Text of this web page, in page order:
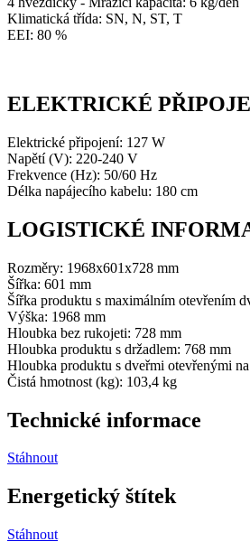
Klimatická třída: SN, N, ST, T
EEI: 80 %
ELEKTRICKÉ
Elektrické připojení: 127 W
Napětí (V): 220-240 V
Frekvence (Hz): 50/60 Hz
Délka napájecího kabelu: 180 cm
LOGISTICKÉ
Rozměry: 1968x601x728 mm
Šířka: 601 mm
Šířka produktu s maximálním otevřením
Výška: 1968 mm
Hloubka bez rukojeti: 728 mm
Hloubka produktu s držadlem: 768 mm
Hloubka produktu s dveřmi otevřenými
Čistá hmotnost (kg): 103,4 kg
Technické informace
Stáhnout
Energetický štítek
Stáhnout